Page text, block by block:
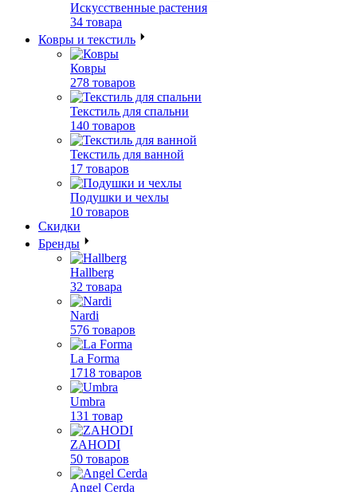
Искусственные растения
34 товара
Ковры и текстиль
Ковры
278 товаров
Текстиль для спальни
140 товаров
Текстиль для ванной
17 товаров
Подушки и чехлы
10 товаров
Скидки
Бренды
Hallberg
32 товара
Nardi
576 товаров
La Forma
1718 товаров
Umbra
131 товар
ZAHODI
50 товаров
Angel Cerda